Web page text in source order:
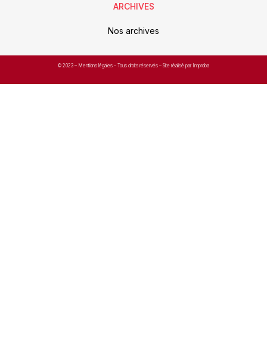
ARCHIVES
Nos archives
© 2023 – Mentions légales – Tous droits réservés – Site réalisé par Improba